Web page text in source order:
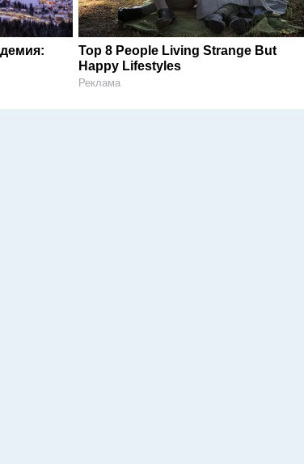
Top 8 People Living Strange But
Happy Lifestyles
Реклама